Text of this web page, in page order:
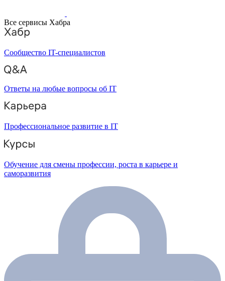
Все сервисы Хабра
Сообщество IT-специалистов
Ответы на любые вопросы об IT
Профессиональное развитие в IT
Обучение для смены профессии, роста в карьере и
саморазвития